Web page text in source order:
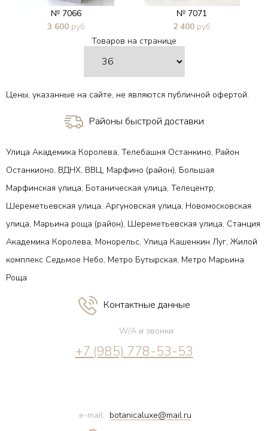
№ 7066
3 600 руб
№ 7071
2 400 руб
В 1 клик
Товаров на странице
Цены, указанные на сайте, не являются публичной офертой.
Районы быстрой доставки
Улица Академика Королева, Телебашня Останкино, Район
Останкионо, ВДНХ, ВВЦ, Марфино (район), Большая
Марфинская улица, Ботаническая улица, Телецентр,
Шереметьевская улица, Аргуновская улица, Новомосковская
улица, Марьина роща (район), Шереметьевская улица, Станция
Академика Королева, Монорельс, Улица Кашенкин Луг, Жилой
комплекс Седьмое Небо, Метро Бутырская, Метро Марьина
Роща
Контактные данные
W/A и звонки
+7 (985) 778-53-53
e-mail: botanicaluxe@mail.ru